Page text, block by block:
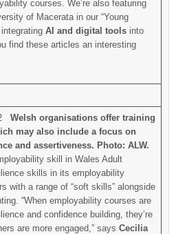
courses. We’re also featuring
of Macerata in our “Young
AI and digital toolsinto
find these articles an interesting
Welsh organisations offer training
may also include a focus on
and assertiveness. Photo: ALW.
skill in Wales Adult
skills in its employability
with a range of “soft skills” alongside
“When employability courses are
and confidence building, they’re
are more engaged,” says Cecilia